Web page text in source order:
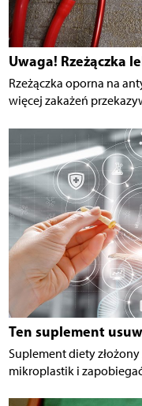
Uwaga! Rzeżączka
Rzeżączka oporna na
więcej zakażeń
Ten suplement
Suplement diety
mikroplastik i